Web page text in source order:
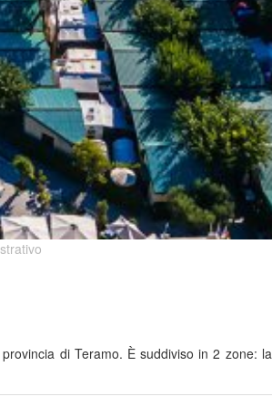
di Teramo. È suddiviso in 2 zone: